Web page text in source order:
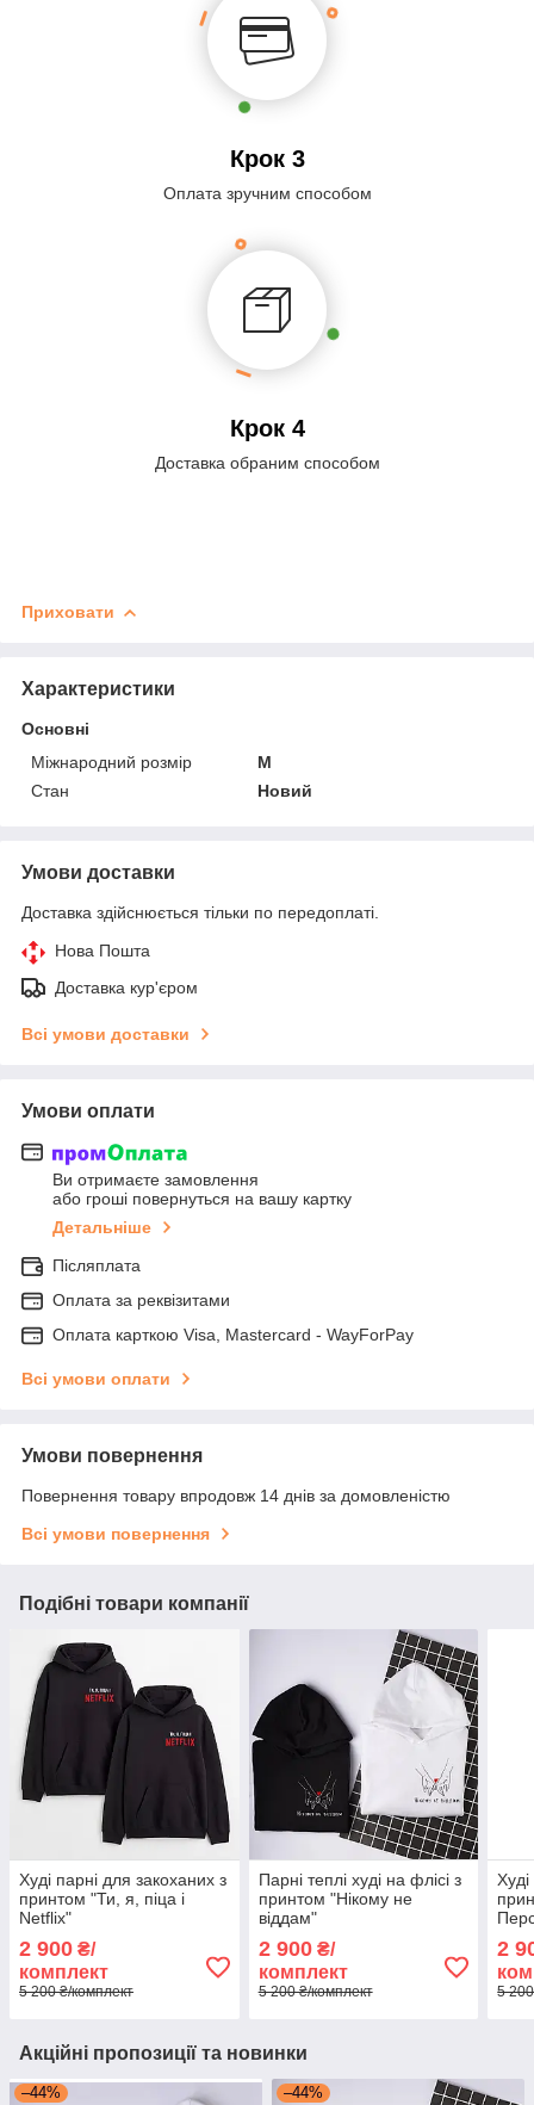
Крок 3
Оплата зручним способом
Крок 4
Доставка обраним способом
Приховати
Характеристики
Основні
Міжнародний розмір
M
Стан
Новий
Умови доставки
Доставка здійснюється тільки по передоплаті.
Нова Пошта
Доставка кур'єром
Всі умови доставки
Умови оплати
Ви отримаєте замовлення
або гроші повернуться на вашу картку
Детальніше
Післяплата
Оплата за реквізитами
Оплата карткою Visa, Mastercard - WayForPay
Всі умови оплати
Умови повернення
Повернення товару впродовж 14 днів за домовленістю
Всі умови повернення
Подібні товари компанії
Худі парні для закоханих з
принтом "Ти, я, піца і
Netflix"
2 900 ₴/
комплект
5 200 ₴/комплект
Парні теплі худі на флісі з
принтом "Нікому не
віддам"
2 900₴/
комплект
5 200 ₴/комплект
2
5
Акційні пропозиції та новинки
–44% –44%